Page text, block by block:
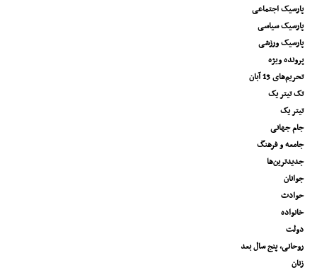
پارسیک اجتماعی
پارسیک سیاسی
پارسیک ورزشی
پرونده ویژه
تحریم‌های 13 آبان
تک تیتر یک
تیتر یک
جام جهانی
جامعه و فرهنگ
جدیدترین‌ها
جوانان
حوادث
خانواده
دولت
روحانی، پنج سال بعد
زنان